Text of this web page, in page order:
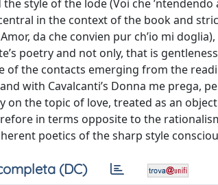
style of the lode (Voi che ’ntendendo
in the context of the book and
da che convien pur ch’io mi
poetry and not only, that is
of the contacts emerging from the
with Cavalcanti’s Donna me prega,
the topic of love, treated as an
in terms opposite to the
poetics of the sharp style
(DC)